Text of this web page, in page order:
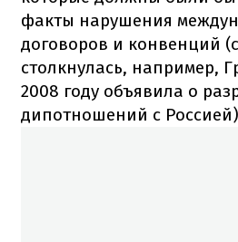
факты нарушения
договоров и конвенций
столкнулась, например,
2008 году объявила о
дипотношений с